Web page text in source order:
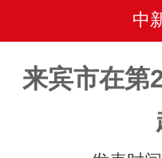
中
来宾市在第